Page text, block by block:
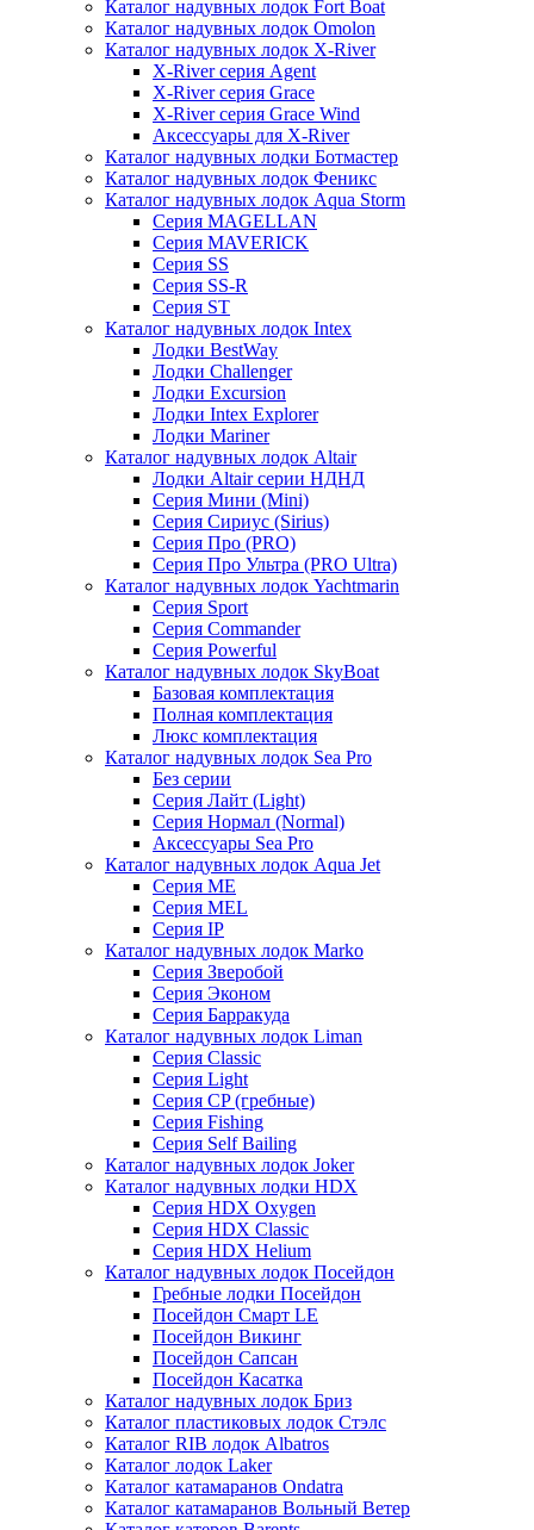
Каталог надувных лодок Fort Boat
Каталог надувных лодок Omolon
Каталог надувных лодок X-River
X-River серия Agent
X-River серия Grace
X-River серия Grace Wind
Аксессуары для X-River
Каталог надувных лодки Ботмастер
Каталог надувных лодок Феникc
Каталог надувных лодок Aqua Storm
Серия MAGELLAN
Серия MAVERICK
Серия SS
Серия SS-R
Серия ST
Каталог надувных лодок Intex
Лодки BestWay
Лодки Challenger
Лодки Excursion
Лодки Intex Explorer
Лодки Mariner
Каталог надувных лодок Altair
Лодки Altair серии НДНД
Серия Мини (Mini)
Серия Сириус (Sirius)
Серия Про (PRO)
Серия Про Ультра (PRO Ultra)
Каталог надувных лодок Yachtmarin
Серия Sport
Серия Commander
Серия Powerful
Каталог надувных лодок SkyBoat
Базовая комплектация
Полная комплектация
Люкс комплектация
Каталог надувных лодок Sea Pro
Без серии
Серия Лайт (Light)
Серия Нормал (Normal)
Аксессуары Sea Pro
Каталог надувных лодок Aqua Jet
Серия ME
Серия MEL
Серия IP
Каталог надувных лодок Marko
Серия Зверобой
Серия Эконом
Серия Барракуда
Каталог надувных лодок Liman
Серия Classic
Серия Light
Серия CP (гребные)
Серия Fishing
Серия Self Bailing
Каталог надувных лодок Joker
Каталог надувных лодки HDX
Серия HDX Oxygen
Серия HDX Classic
Серия HDX Helium
Каталог надувных лодок Посейдон
Гребные лодки Посейдон
Посейдон Смарт LE
Посейдон Викинг
Посейдон Сапсан
Посейдон Касатка
Каталог надувных лодок Бриз
Каталог пластиковых лодок Стэлс
Каталог RIB лодок Albatros
Каталог лодок Laker
Каталог катамаранов Ondatra
Каталог катамаранов Вольный Ветер